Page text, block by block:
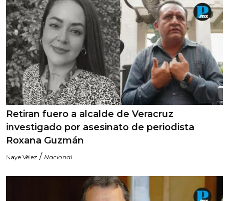
Retiran fuero a alcalde de Veracruz
investigado por asesinato de periodista
Roxana Guzmán
Naye Vélez / Nacional